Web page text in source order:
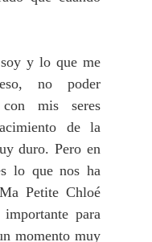
y lo que me
no poder
mis seres
de la
duro. Pero en
lo que nos ha
Petite Chloé
para
momento muy